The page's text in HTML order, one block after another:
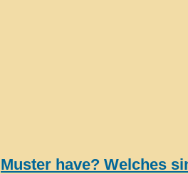
Muster have? Welches